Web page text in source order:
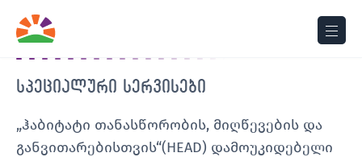
მთავარი
სპეციალური სერვისები
„ჰაბიტატი თანასწორობის, მიღწევების და
განვითარებისთვის“(HEAD) დამოუკიდებელი